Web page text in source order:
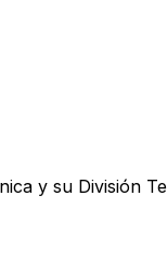
y su División